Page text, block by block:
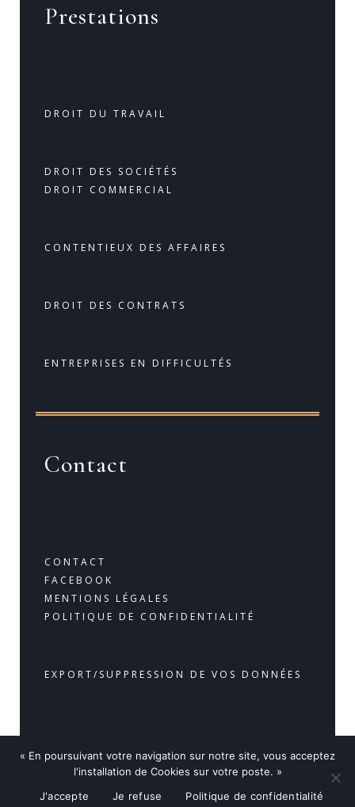
Prestations
DROIT DU TRAVAIL
DROIT DES SOCIÉTÉS
DROIT COMMERCIAL
CONTENTIEUX DES AFFAIRES
DROIT DES CONTRATS
ENTREPRISES EN DIFFICULTÉS
Contact
CONTACT
FACEBOOK
MENTIONS LÉGALES
POLITIQUE DE CONFIDENTIALITÉ
EXPORT/SUPPRESSION DE VOS DONNÉES
© 2020 Maître FLAMBARD JFT Avocats à Mandelieu-La-
« En poursuivant votre navigation sur notre site, vous acceptez
l'installation de Cookies sur votre poste. »
J'accepte
Je refuse Politique de confidentialité